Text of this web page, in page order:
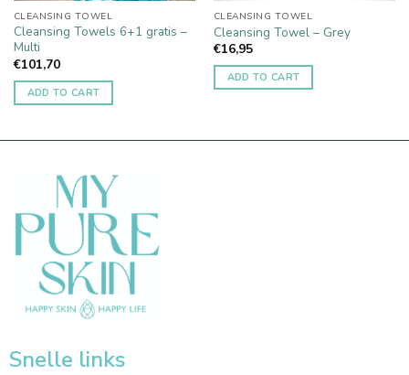
CLEANSING TOWEL
Cleansing Towels 6+1 gratis –
Multi
€101,70
ADD TO CART
CLEANSING TOWEL
Cleansing Towel – Grey
€16,95
ADD TO CART
Snelle links